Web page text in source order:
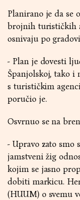
Planirano je da se
brojnih turističkih
osnivaju po
- Plan je dovesti
Španjolskoj, tako i
s turističkim
poručio je.
Osvrnuo se na
- Upravo zato smo
jamstveni žig
kojim se jasno
dobiti markicu.
(HUUM) o svemu